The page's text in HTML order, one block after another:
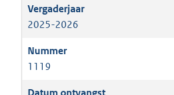
2025-2026
1119